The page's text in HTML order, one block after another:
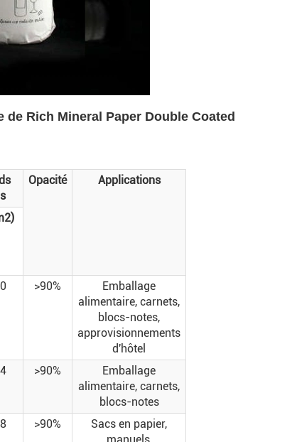
Rich Mineral Paper Double Coated
Opacité Applications
>90%
Emballage
alimentaire, carnets,
blocs-notes,
approvisionnements
d'hôtel
>90%
Emballage
alimentaire, carnets,
blocs-notes
>90%
Sacs en papier,